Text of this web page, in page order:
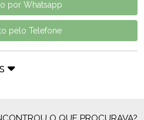
por Whatsapp
pelo Telefone